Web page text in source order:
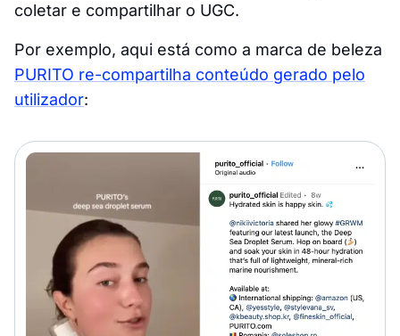
coletar e compartilhar o UGC.
Por exemplo, aqui está como a marca de beleza
PURITO re-compartilha conteúdo gerado pelo
utilizador: